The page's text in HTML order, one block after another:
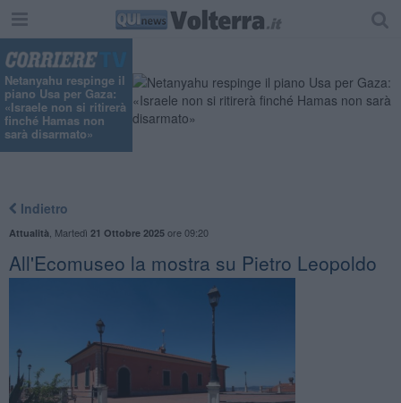
Netanyahu respinge il
piano Usa per Gaza:
«Israele non si ritirerà
finché Hamas non
sarà disarmato»
Indietro
Attualità Martedì 21 Ottobre 2025ore 09:20
All'Ecomuseo la mostra su Pietro Leopoldo